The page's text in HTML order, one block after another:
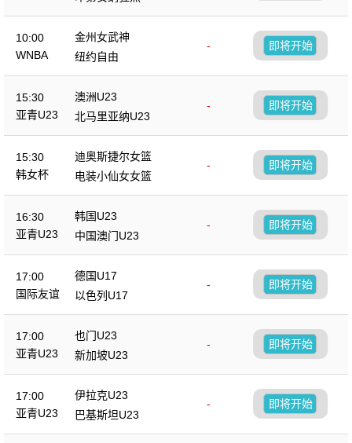
10:00
WNBA
金州女武神
-
纽约自由
即将开始
15:30
亚青U23
澳洲U23
-
北马里亚纳U23
即将开始
15:30
韩女杯
迪奥斯捷尔女篮
-
电装小仙女女篮
即将开始
16:30
亚青U23
韩国U23
-
中国澳门U23
即将开始
17:00
国际友谊
德国U17
-
以色列U17
即将开始
17:00
亚青U23
也门U23
-
新加坡U23
即将开始
17:00
亚青U23
伊拉克U23
-
巴基斯坦U23
即将开始